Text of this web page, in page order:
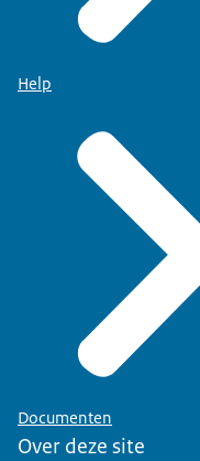
Help
Documenten
Over deze site